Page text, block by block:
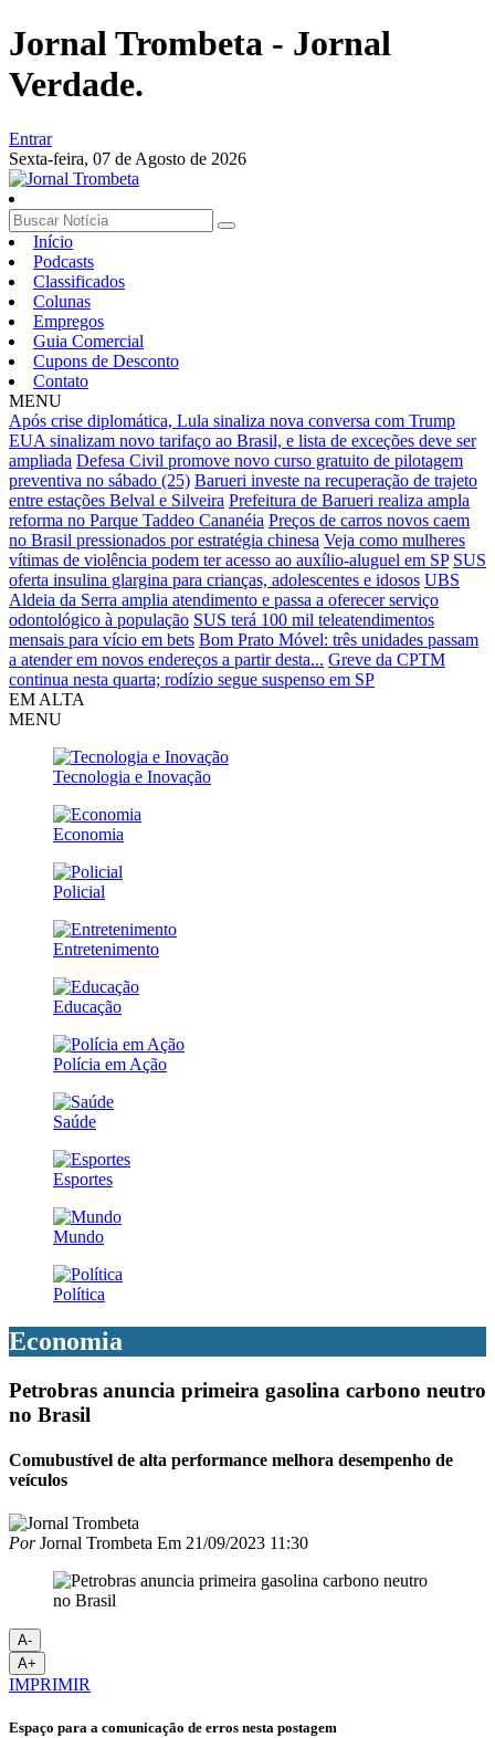
Jornal Trombeta - Jornal
Verdade.
Entrar
Sexta-feira, 07 de Agosto de 2026
Início
Podcasts
Classificados
Colunas
Empregos
Guia Comercial
Cupons de Desconto
Contato
MENU
Após crise diplomática, Lula sinaliza nova conversa com Trump
EUA sinalizam novo tarifaço ao Brasil, e lista de exceções deve ser
ampliada Defesa Civil promove novo curso gratuito de pilotagem
preventiva no sábado (25) Barueri investe na recuperação de trajeto
entre estações Belval e Silveira Prefeitura de Barueri realiza ampla
reforma no Parque Taddeo Cananéia Preços de carros novos caem
no Brasil pressionados por estratégia chinesa Veja como mulheres
vítimas de violência podem ter acesso ao auxílio-aluguel em SP SUS
oferta insulina glargina para crianças, adolescentes e idosos UBS
Aldeia da Serra amplia atendimento e passa a oferecer serviço
odontológico à população SUS terá 100 mil teleatendimentos
mensais para vício em bets Bom Prato Móvel: três unidades passam
a atender em novos endereços a partir desta... Greve da CPTM
continua nesta quarta; rodízio segue suspenso em SP
EM ALTA
MENU
Tecnologia e Inovação
Economia
Policial
Entretenimento
Educação
Polícia em Ação
Saúde
Esportes
Mundo
Política
Economia
Petrobras anuncia primeira gasolina carbono neutro
no Brasil
Comubustível de alta performance melhora desempenho de
veículos
PorJornal Trombeta Em 21/09/2023 11:30
A-
A+
IMPRIMIR
Espaço para a comunicação de erros nesta postagem